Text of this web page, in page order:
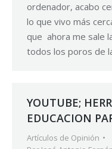
ordenador, acabo
lo que vivo más
que ahora me sale
todos los poros de
YOUTUBE;
EDUCACION
Artículos de Opinión